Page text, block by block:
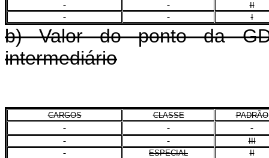
II
I
b) Valor do ponto da
intermediário
CARGOS CLASSE PADRÃO
III
ESPECIAL
II